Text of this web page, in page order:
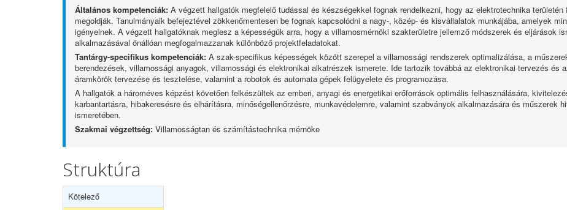
Általános kompetenciák: A végzett hallgatók megfelelő tudással és készségekkel fognak rendelkezni, hogy az elektrotechnika
megoldják. Tanulmányaik befejeztével zökkenőmentesen be fognak kapcsolódni a nagy-, közép- és kisvállalatok munkájába, amelyek
igényelnek. A végzett hallgatóknak meglesz a képességük arra, hogy a villamosmérnöki szakterületre jellemző módszerek és eljárások
alkalmazásával önállóan megfogalmazzanak különböző projektfeladatokat.
Tantárgy-specifikus kompetenciák: A szak-specifikus képességek között szerepel a villamossági rendszerek optimalizálása, a
berendezések, villamossági anyagok, villamossági és elektronikai alkatrészek ismerete. Ide tartozik továbbá az elektronikai tervezés
áramkörök tervezése és tesztelése, valamint a robotok és automata gépek felügyelete és programozása.
A hallgatók a hároméves képzést követően felkészültek az emberi, anyagi és energetikai erőforrások optimális felhasználására,
karbantartásra, hibakeresésre és elhárításra, minőségellenőrzésre, munkavédelemre, valamint szabványok alkalmazására és műszerek
ismeretében.
Szakmai végzettség: Villamosságtan és számítástechnika mérnöke
Struktúra
Kötelező